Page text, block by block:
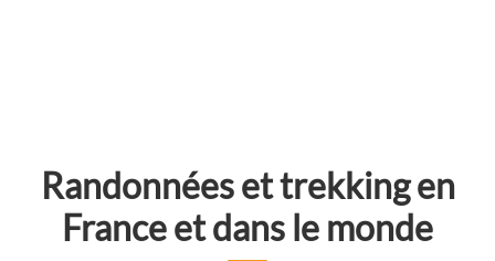
Randonnées et trekking en
France et dans le monde